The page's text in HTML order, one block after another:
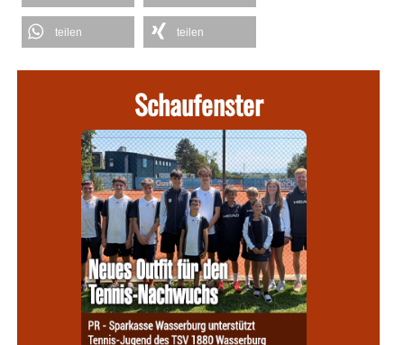
teilen teilen
Schaufenster